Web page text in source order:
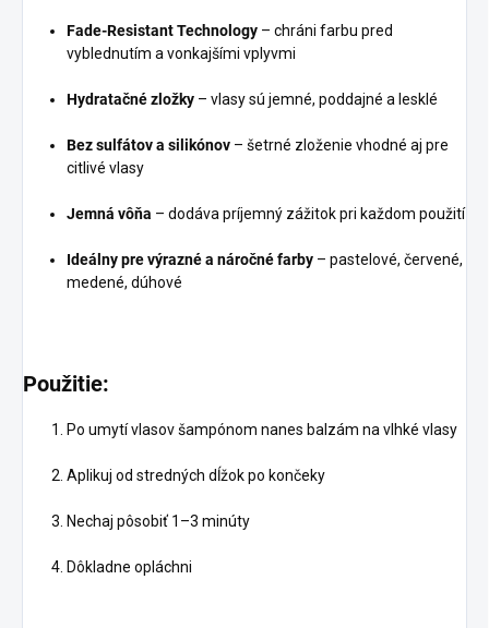
Fade-Resistant Technology – chráni farbu pred
vyblednutím a vonkajšími vplyvmi
Hydratačné zložky – vlasy sú jemné, poddajné a lesklé
Bez sulfátov a silikónov – šetrné zloženie vhodné aj pre
citlivé vlasy
Jemná vôňa – dodáva príjemný zážitok pri každom použití
Ideálny pre výrazné a náročné farby – pastelové, červené,
medené, dúhové
Použitie:
Po umytí vlasov šampónom nanes balzám na vlhké vlasy
Aplikuj od stredných dĺžok po končeky
Nechaj pôsobiť 1–3 minúty
Dôkladne opláchni